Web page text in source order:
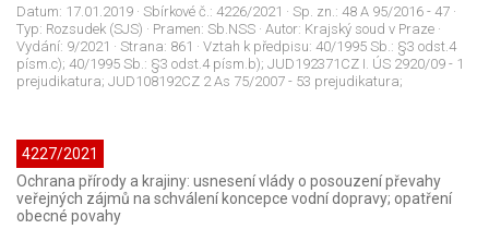
Datum: 17.01.2019 · Sbírkové č.: 4226/2021 · Sp. zn.: 48 A 95/2016 - 47 ·
Typ: Rozsudek (SJS) · Pramen: Sb.NSS · Autor: Krajský soud v Praze ·
Vydání: 9/2021 · Strana: 861 · Vztah k předpisu: 40/1995 Sb.: §3 odst.4
písm.c); 40/1995 Sb.: §3 odst.4 písm.b); JUD192371CZ I. ÚS 2920/09 - 1
prejudikatura; JUD108192CZ 2 As 75/2007 - 53 prejudikatura;
4227/2021
Ochrana přírody a krajiny: usnesení vlády o posouzení převahy
veřejných zájmů na schválení koncepce vodní dopravy; opatření
obecné povahy